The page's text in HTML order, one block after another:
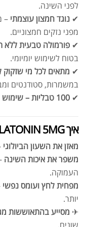
לפני השינה.
✔ נוגד חמצון עוצמתי
מפני נזקים חמצוניים.
✔ פורמולה טבעית ללא
בטוח לשימוש יומיומי.
✔ מתאים לכל מי שזקוק
במשמרות, סטודנטים
✔ 100 טבליות – שימוש ממושך לנוחות מירבית!
איך MELATONIN 5MG תומך בגוף?
מאזן את השעון הביולוגי
משפר את איכות השינה
העמוקה.
מפחית לחץ ועומס נפשי
יותר.
✈ מסייע בהתאוששות